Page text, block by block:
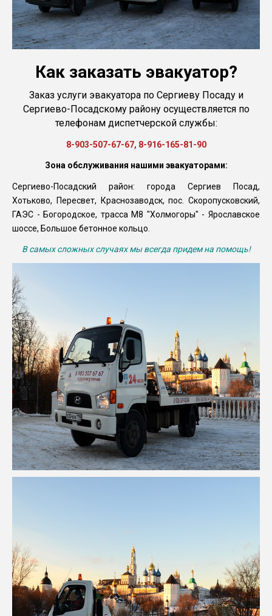
Как заказать эвакуатор?
Заказ услуги эвакуатора по Сергиеву Посаду и
Сергиево-Посадскому району осуществляется по
телефонам диспетчерской службы:
8-903-507-67-67, 8-916-165-81-90
Зона обслуживания нашими эвакуаторами:
Сергиево-Посадский район: города Сергиев Посад,
Хотьково, Пересвет, Краснозаводск, пос. Скоропусковский,
ГАЭС - Богородское, трасса М8 "Холмогоры" - Ярославское
шоссе, Большое бетонное кольцо.
В самых сложных случаях мы всегда придем на помощь!